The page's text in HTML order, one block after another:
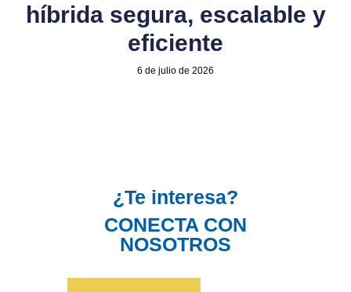
híbrida segura, escalable y
eficiente
6 de julio de 2026
¿Te interesa?
CONECTA CON
NOSOTROS